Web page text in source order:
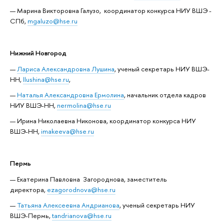
Марина Викторовна Галузо, координатор конкурса НИУ ВШЭ -
СПб, mgaluzo@hse.ru
Нижний Новгород
Лариса Александровна Лушина, ученый секретарь НИУ ВШЭ-
НН, llushina@hse.ru,
Наталья Александровна Ермолина, начальник отдела кадров
НИУ ВШЭ-НН, nermolina@hse.ru
Ирина Николаевна Никонова, координатор конкурса НИУ
ВШЭ-НН,imakeeva@hse.ru
Пермь
Екатерина Павловна Загороднова, заместитель
директора, ezagorodnova@hse.ru
Татьяна Алексеевна Андрианова, ученый секретарь НИУ
ВШЭ-Пермь,tandrianova@hse.ru